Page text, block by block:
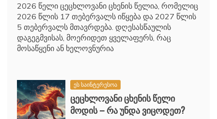
2026 წელი ცეცხლოვანი ცხენის წელია, რომელიც
2026 წლის 17 თებერვალს იწყება და 2027 წლის
5 თებერვალს მთავრდება. დღესასწაულის
დაგეგმვისას, მოერიდეთ ყველაფერს, რაც
მოსაწყენი ან ხელოვნურია
ეს საინტერესოა
ცეცხლოვანი ცხენის წელი
მოდის – რა უნდა ვიცოდეთ?